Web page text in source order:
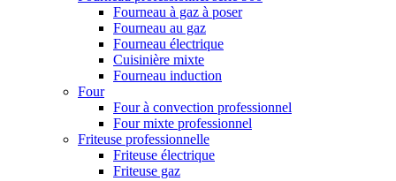
Fourneau à gaz à poser
Fourneau au gaz
Fourneau électrique
Cuisinière mixte
Fourneau induction
Four
Four à convection professionnel
Four mixte professionnel
Friteuse professionnelle
Friteuse électrique
Friteuse gaz